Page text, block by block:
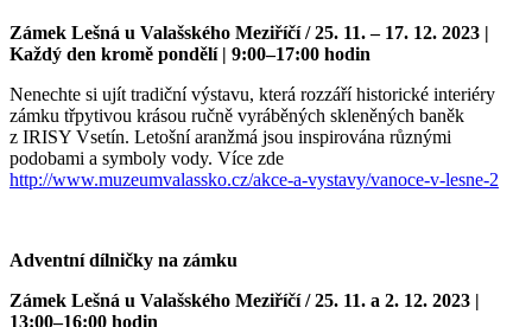
Zámek Lešná u Valašského Meziříčí / 25. 11. – 17. 12. 2023 |
Každý den kromě pondělí | 9:00–17:00 hodin
Nenechte si ujít tradiční výstavu, která rozzáří historické interiéry
zámku třpytivou krásou ručně vyráběných skleněných baněk
z IRISY Vsetín. Letošní aranžmá jsou inspirována různými
podobami a symboly vody. Více zde
http://www.muzeumvalassko.cz/akce-a-vystavy/vanoce-v-lesne-2
Adventní dílničky na zámku
Zámek Lešná u Valašského Meziříčí / 25. 11. a 2. 12. 2023 |
13:00–16:00 hodin